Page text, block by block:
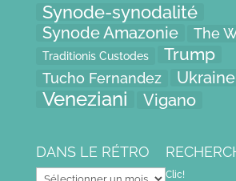
Synode-synodalité
Synode Amazonie The
Traditionis Custodes Trump
Tucho Fernandez Ukraine
Veneziani Vigano
DANS LE RÉTRO
Dans
Clic!